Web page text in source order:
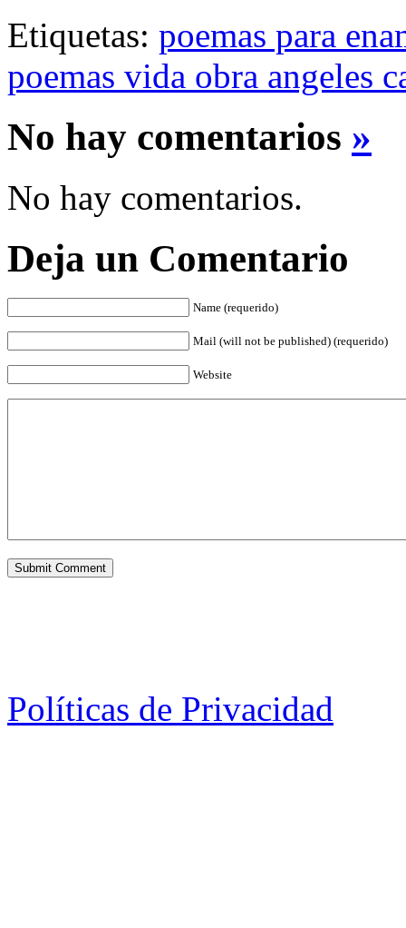
Etiquetas: poemas para
poemas vida obra angeles
No hay comentarios »
No hay comentarios.
Deja un Comentario
Name (requerido)
Mail (will not be published) (requerido)
Website
Políticas de Privacidad